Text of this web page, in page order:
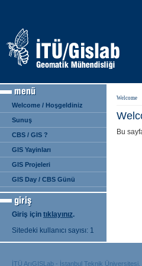
Welcome / Hoşgeldiniz
Sunuş
CBS / GIS ?
GIS Yayinları
GIS Projeleri
GIS Day / CBS Günü
Giriş için tıklayınız.
Sitedeki kullanıcı sayısı: 1
Welcome
Bu
İTÜ ArıGISLab - İstanbul Teknik